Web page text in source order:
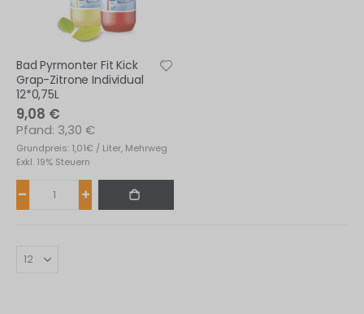
Bad Pyrmonter Fit Kick
Grap-Zitrone Individual
12*0,75L
9,08 €
Grundpreis: 1,01€ / Liter, Mehrweg
3,30 €
Exkl. 19% Steuern